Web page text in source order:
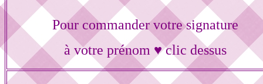
Pour commander votre signature
à votre prénom ♥ clic dessus